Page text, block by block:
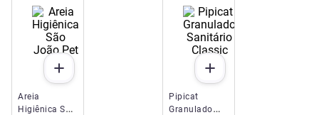
Areia
Higiênica São
Pipicat
Granulado